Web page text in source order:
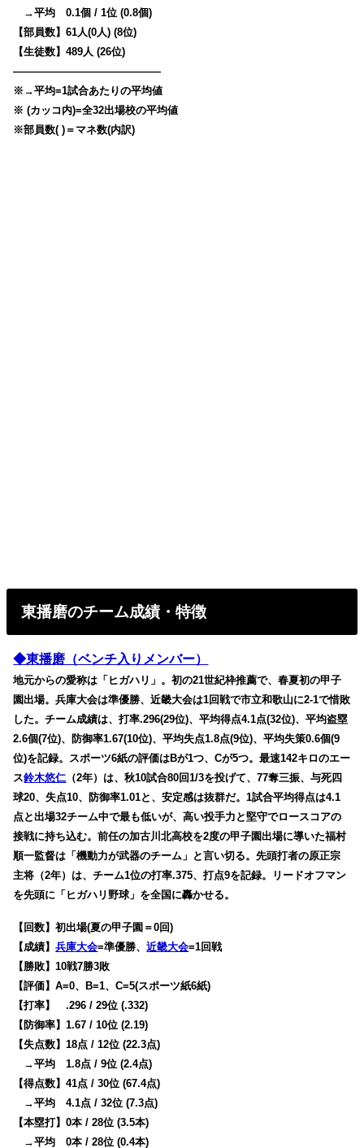
→平均 0.1個 / 1位 (0.8個)
【部員数】61人(0人) (8位)
【生徒数】489人 (26位)
——————————————
※→平均=1試合あたりの平均値
※ (カッコ内)=全32出場校の平均値
※部員数( )＝マネ数(内訳)
東播磨のチーム成績・特徴
◆東播磨（ベンチ入りメンバー）
地元からの愛称は「ヒガハリ」。初の21世紀枠推薦で、春夏初の甲子
園出場。兵庫大会は準優勝、近畿大会は1回戦で市立和歌山に2-1で惜敗
した。チーム成績は、打率.296(29位)、平均得点4.1点(32位)、平均盗塁
2.6個(7位)、防御率1.67(10位)、平均失点1.8点(9位)、平均失策0.6個(9
位)を記録。スポーツ6紙の評価はBが1つ、Cが5つ。最速142キロのエー
ス鈴木悠仁 （2年）は、秋10試合80回1/3を投げて、77奪三振、与死四
球20、失点10、防御率1.01と、安定感は抜群だ。1試合平均得点は4.1
点と出場32チーム中で最も低いが、高い投手力と堅守でロースコアの
接戦に持ち込む。前任の加古川北高校を2度の甲子園出場に導いた福村
順一監督は「機動力が武器のチーム」と言い切る。先頭打者の原正宗
主将（2年）は、チーム1位の打率.375、打点9を記録。リードオフマン
を先頭に「ヒガハリ野球」を全国に轟かせる。
【回数】初出場(夏の甲子園＝0回)
【成績】兵庫大会=準優勝、近畿大会=1回戦
【勝敗】10戦7勝3敗
【評価】A=0、B=1、C=5(スポーツ紙6紙)
【打率】 .296 / 29位 (.332)
【防御率】1.67 / 10位 (2.19)
【失点数】18点 / 12位 (22.3点)
→平均 1.8点 / 9位 (2.4点)
【得点数】41点 / 30位 (67.4点)
→平均 4.1点 / 32位 (7.3点)
【本塁打】0本 / 28位 (3.5本)
→平均 0本 / 28位 (0.4本)